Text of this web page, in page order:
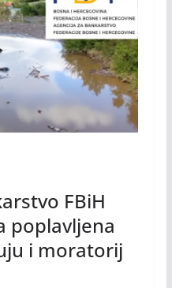
FBiH
poplavljena
i moratorij